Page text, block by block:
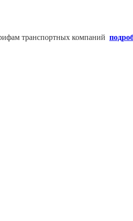
транспортных компаний